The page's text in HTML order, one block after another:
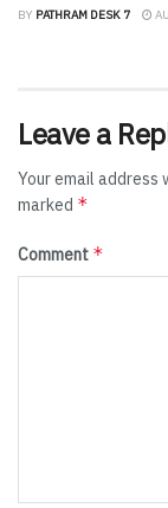
BY PATHRAM DESK 7
Leave a
Your email address
marked *
Comment *